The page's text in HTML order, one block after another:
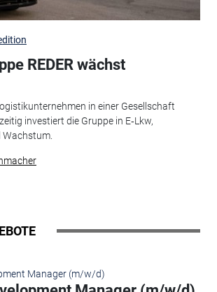
REDER wächst
in einer Gesellschaft
investiert die Gruppe in E‑Lkw,
Wachstum.